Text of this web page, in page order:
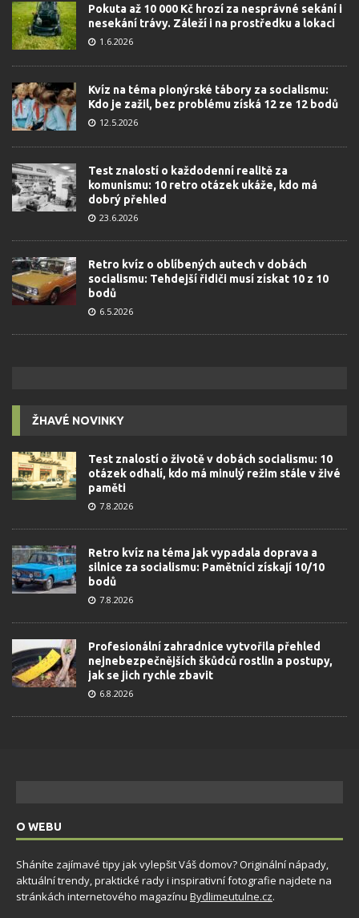
Pokuta až 10 000 Kč hrozí za nesprávné sekání i
nesekání trávy. Záleží i na prostředku a lokaci
1.6.2026
Kvíz na téma pionýrské tábory za socialismu:
Kdo je zažil, bez problému získá 12 ze 12 bodů
12.5.2026
Test znalostí o každodenní realitě za
komunismu: 10 retro otázek ukáže, kdo má
dobrý přehled
23.6.2026
Retro kvíz o oblíbených autech v dobách
socialismu: Tehdejší řidiči musí získat 10 z 10
bodů
6.5.2026
ŽHAVÉ NOVINKY
Test znalostí o životě v dobách socialismu: 10
otázek odhalí, kdo má minulý režim stále v živé
paměti
7.8.2026
Retro kvíz na téma jak vypadala doprava a
silnice za socialismu: Pamětníci získají 10/10
bodů
7.8.2026
Profesionální zahradnice vytvořila přehled
nejnebezpečnějších škůdců rostlin a postupy,
jak se jich rychle zbavit
6.8.2026
O WEBU
Sháníte zajímavé tipy jak vylepšit Váš domov? Originální nápady,
aktuální trendy, praktické rady i inspirativní fotografie najdete na
stránkách internetového magazínu Bydlimeutulne.cz.